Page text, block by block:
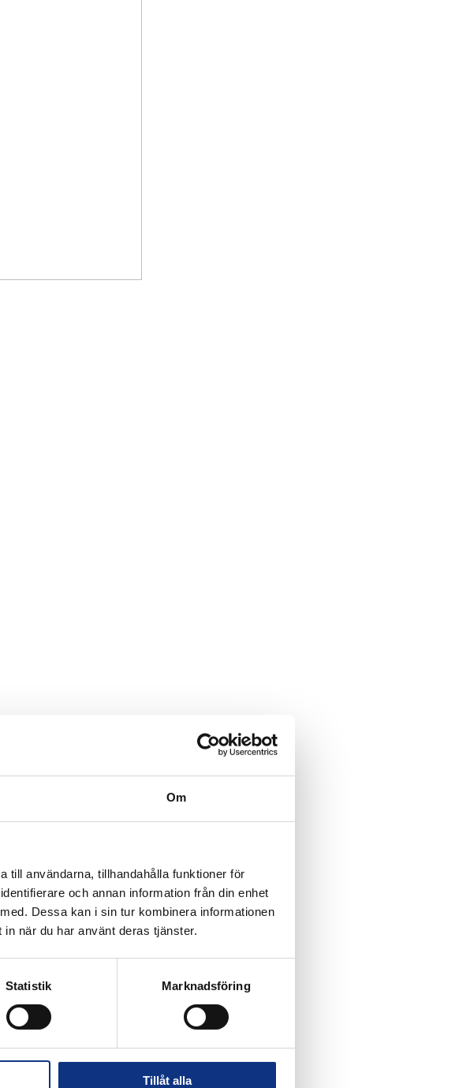
Om
till användarna, tillhandahålla funktioner för
och annan information från din enhet
Dessa kan i sin tur kombinera informationen
när du har använt deras tjänster.
Statistik Marknadsföring
Tillåt alla